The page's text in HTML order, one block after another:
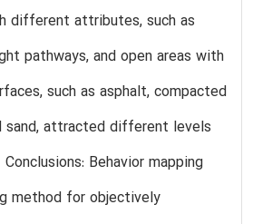
different attributes, such as
pathways, and open areas with
such as asphalt, compacted
sand, attracted different levels
Behavior mapping
method for objectively